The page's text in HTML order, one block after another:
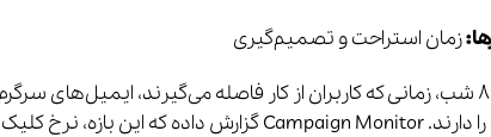
زمان استراحت و تصمیم‌گیری
بین ۶ تا ۸ شب، زمانی که کاربران از کار فاصله می‌گیرند،